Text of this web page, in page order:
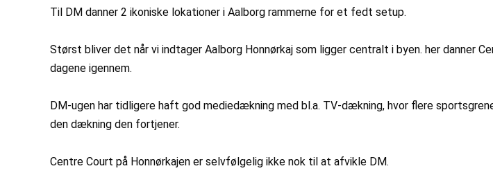
Til DM danner 2 ikoniske lokationer i Aalborg rammerne for et fedt setup.
Størst bliver det når vi indtager Aalborg Honnørkaj som ligger centralt i byen. her danner
dagene igennem.
DM-ugen har tidligere haft god mediedækning med bl.a. TV-dækning, hvor flere
den dækning den fortjener.
Centre Court på Honnørkajen er selvfølgelig ikke nok til at afvikle DM.